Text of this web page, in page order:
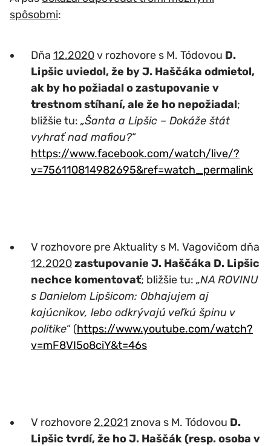
spôsobmi:
Dňa 12.2020v rozhovore s M. Tódovou D.
Lipšic uviedol, že by J. Haščáka odmietol,
ak by ho požiadal o zastupovanie v
trestnom stíhaní, ale že ho nepožiadal;
bližšie tu: „Šanta a Lipšic – Dokáže štát
vyhrať nad mafiou?“
https://www.facebook.com/watch/live/?
v=756110814982695&ref=watch_permalink
V rozhovore pre Aktuality s M. Vagovičom dňa
12.2020zastupovanie J. Haščáka D. Lipšic
nechce komentovať; bližšie tu: „NA ROVINU
s Danielom Lipšicom: Obhajujem aj
kajúcnikov, lebo odkrývajú veľkú špinu v
politike“ (https://www.youtube.com/watch?
v=mF8VI5o8ciY&t=46s
V rozhovore 2.2021 znova s M. Tódovou D.
Lipšic tvrdí, že ho J. Haščák (resp. osoba v